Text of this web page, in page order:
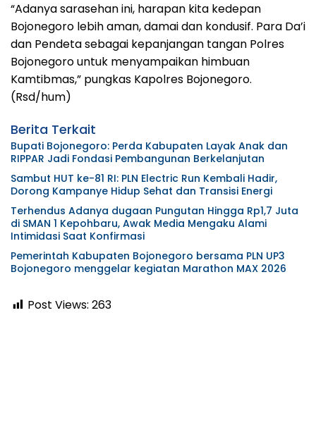
“Adanya sarasehan ini, harapan kita kedepan
Bojonegoro lebih aman, damai dan kondusif. Para Da’i
dan Pendeta sebagai kepanjangan tangan Polres
Bojonegoro untuk menyampaikan himbuan
Kamtibmas,” pungkas Kapolres Bojonegoro.
(Rsd/hum)
Berita Terkait
Bupati Bojonegoro: Perda Kabupaten Layak Anak dan
RIPPAR Jadi Fondasi Pembangunan Berkelanjutan
Sambut HUT ke-81 RI: PLN Electric Run Kembali Hadir,
Dorong Kampanye Hidup Sehat dan Transisi Energi
Terhendus Adanya dugaan Pungutan Hingga Rp1,7 Juta
di SMAN 1 Kepohbaru, Awak Media Mengaku Alami
Intimidasi Saat Konfirmasi
Pemerintah Kabupaten Bojonegoro bersama PLN UP3
Bojonegoro menggelar kegiatan Marathon MAX 2026
Post Views: 263